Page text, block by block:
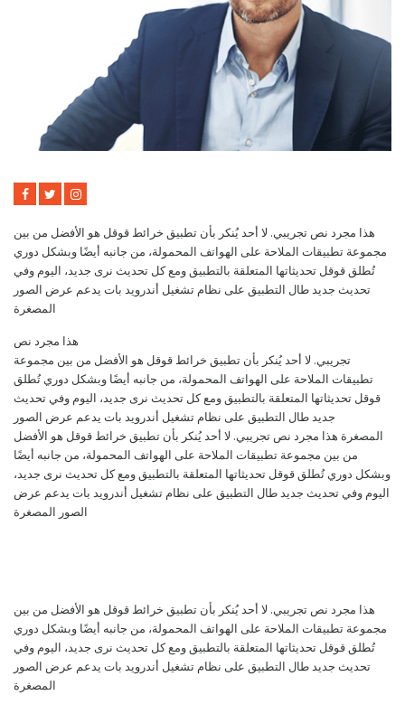
هذا مجرد نص تجريبي. لا أحد يُنكر بأن تطبيق خرائط قوقل هو الأفضل من بين
مجموعة تطبيقات الملاحة على الهواتف المحمولة، من جانبه أيضًا وبشكل دوري
تُطلق قوقل تحديثاتها المتعلقة بالتطبيق ومع كل تحديث نرى جديد، اليوم وفي
تحديث جديد طال التطبيق على نظام تشغيل أندرويد بات يدعم عرض الصور
المصغرة
هذا مجرد نص
تجريبي. لا أحد يُنكر بأن تطبيق خرائط قوقل هو الأفضل من بين مجموعة
تطبيقات الملاحة على الهواتف المحمولة، من جانبه أيضًا وبشكل دوري تُطلق
قوقل تحديثاتها المتعلقة بالتطبيق ومع كل تحديث نرى جديد، اليوم وفي تحديث
جديد طال التطبيق على نظام تشغيل أندرويد بات يدعم عرض الصور
المصغرة هذا مجرد نص تجريبي. لا أحد يُنكر بأن تطبيق خرائط قوقل هو الأفضل
من بين مجموعة تطبيقات الملاحة على الهواتف المحمولة، من جانبه أيضًا
وبشكل دوري تُطلق قوقل تحديثاتها المتعلقة بالتطبيق ومع كل تحديث نرى جديد،
اليوم وفي تحديث جديد طال التطبيق على نظام تشغيل أندرويد بات يدعم عرض
الصور المصغرة
هذا مجرد نص تجريبي. لا أحد يُنكر بأن تطبيق خرائط قوقل هو الأفضل من بين
مجموعة تطبيقات الملاحة على الهواتف المحمولة، من جانبه أيضًا وبشكل دوري
تُطلق قوقل تحديثاتها المتعلقة بالتطبيق ومع كل تحديث نرى جديد، اليوم وفي
تحديث جديد طال التطبيق على نظام تشغيل أندرويد بات يدعم عرض الصور
المصغرة